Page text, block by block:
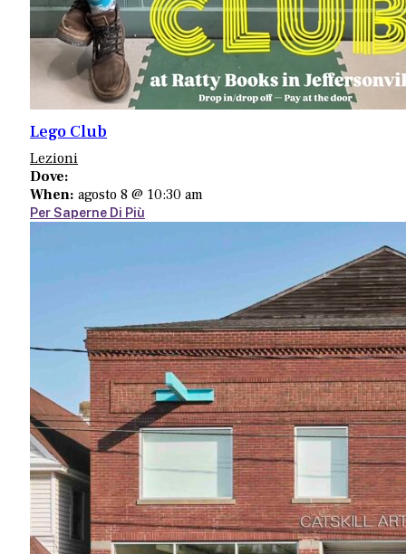
Lego Club
Lezioni
Dove:
When: agosto 8 @ 10:30 am
Per Saperne Di Più